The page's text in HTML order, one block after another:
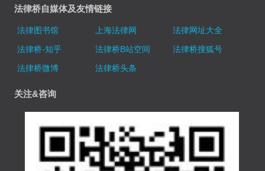
法律桥自媒体及友情链接
法律图书馆 上海法律网
法律网址大全
法律桥-知乎
法律桥B站空间
法律桥搜狐号
法律桥微博
法律桥头条
关注&咨询